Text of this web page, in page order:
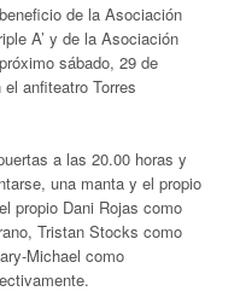
de la Asociación
A’ y de la Asociación
sábado, 29 de
anfiteatro Torres
a las 20.00 horas y
una manta y el propio
propio Dani Rojas como
Tristan Stocks como
Michael como